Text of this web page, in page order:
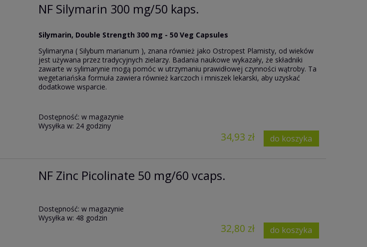
NF Silymarin 300 mg/50 kaps.
Silymarin, Double Strength 300 mg - 50 Veg Capsules
Sylimaryna ( Silybum marianum ), znana również jako Ostropest Plamisty, od wieków
jest używana przez tradycyjnych zielarzy. Badania naukowe wykazały, że składniki
zawarte w sylimarynie mogą pomóc w utrzymaniu prawidłowej czynności wątroby. Ta
wegetariańska formuła zawiera również karczoch i mniszek lekarski, aby uzyskać
dodatkowe wsparcie.
Dostępność: w magazynie
Wysyłka w: 24 godziny
34,93 zł do koszyka
NF Zinc Picolinate 50 mg/60 vcaps.
Dostępność: w magazynie
Wysyłka w: 48 godzin
32,80 zł do koszyka